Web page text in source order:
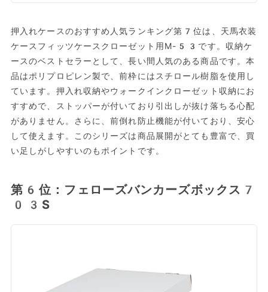
押入れケースのおすすめ人気ランキング第7位は、天馬衣装
ケースフィッツケースクローゼット用M-53です。収納ケ
ースのベストセラーとして、長い間人気のある商品です。本
品はポリプロピレン製で、前枠にはスチロール樹脂を使用し
ています。押入れ収納やウォークインクローゼット収納にお
すすめで、ストッパーが付いており引出しが抜け落ちる心配
がありません。さらに、前倒れ防止機能が付いており、安心
して使えます。このシリーズは商品展開がとても豊富で、買
い足しがしやすいのもポイントです。
第6位：フェローズバンカーズボックス7
03S